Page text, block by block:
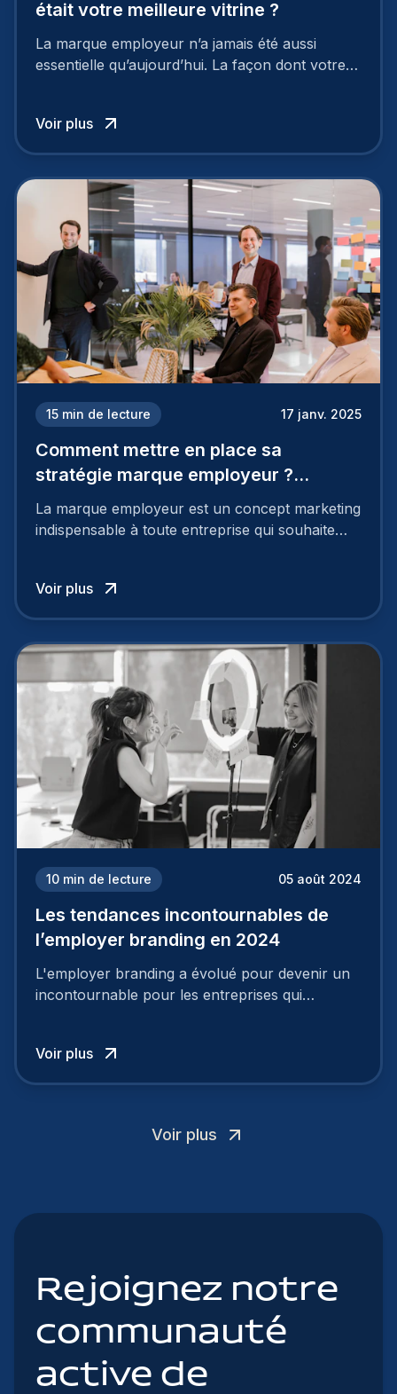
était votre meilleure vitrine ?
La marque employeur n’a jamais été aussi
essentielle qu’aujourd’hui. La façon dont votre
à perdre les meilleurs profils.
Voir plus
15 min de lecture 17 janv. 2025
Comment mettre en place sa
stratégie marque employeur ?
Découvrez les 7 étapes
La marque employeur est un concept marketing
indispensable à toute entreprise qui souhaite
employeur solide et positive sont évidentes, ce
travail, pour qu’il soit réussi, ne peut se faire en
mettre en œuvre un certain nombre d’actions.
Voir plus
10 min de lecture 05 août 2024
Les tendances incontournables de
l’employer branding en 2024
L'employer branding a évolué pour devenir un
incontournable pour les entreprises qui
Voir plus
Voir plus
Rejoignez notre
communauté
active de